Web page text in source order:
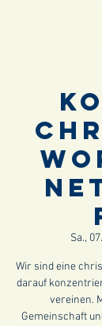
Sa.,
Wir sind eine
darauf
vereinen.
Gemeinschaft